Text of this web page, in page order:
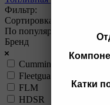
Катки
Фильтр:
Сортировка
По популярности
Бренд
Cummins
Fleetguard
FLM
HDSR